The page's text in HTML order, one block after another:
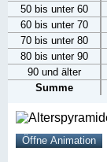
50 bis unter 60
60 bis unter 70
70 bis unter 80
80 bis unter 90
90 und älter
Summe